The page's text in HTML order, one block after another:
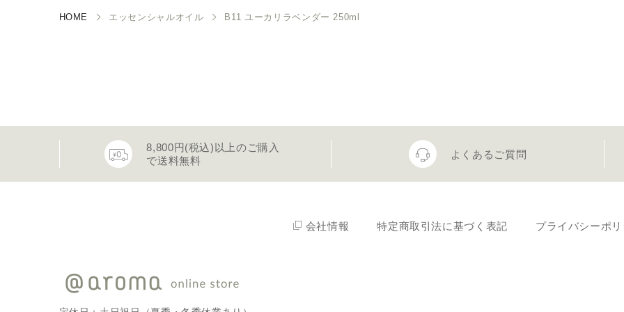
HOME エッセンシャルオイル B11 ユーカリラベンダー 250ml
8,800円(税込)以上のご購入
で送料無料
よくあるご質問
会社情報 特定商取引法に基づく表記 プライバシーポ